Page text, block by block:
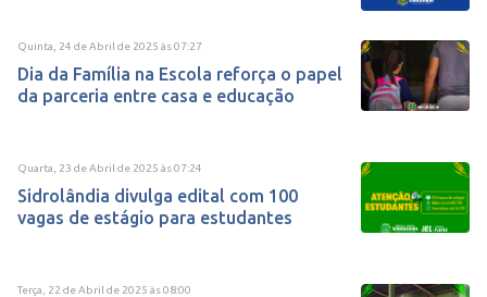
Quinta, 24 de Abril de 2025 às07:27
Dia da Família na Escola reforça o papel
da parceria entre casa e educação
Quarta, 23 de Abril de 2025 às07:24
Sidrolândia divulga edital com 100
vagas de estágio para estudantes
Terça, 22 de Abril de 2025 às08:00